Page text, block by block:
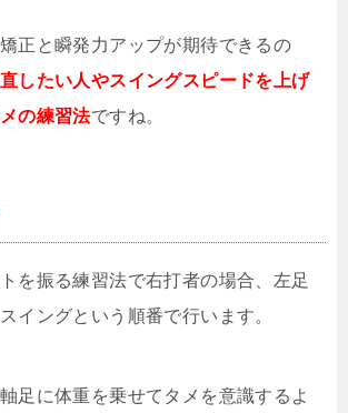
正と瞬発力アップが期待できるの
したい人やスイングスピードを上げ
の練習法ですね。
を振る練習法で右打者の場合、左足
ングという順番で行います。
足に体重を乗せてタメを意識するよ